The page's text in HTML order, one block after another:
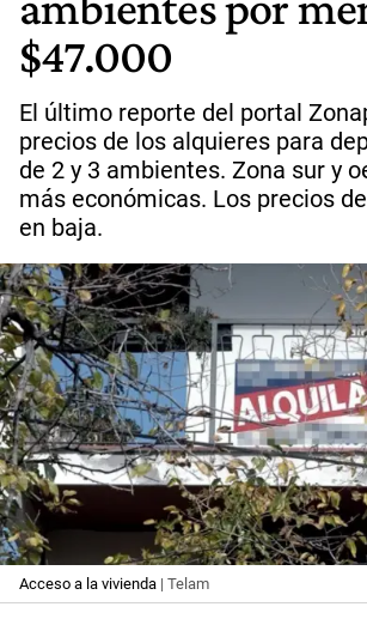
$47.000
El último reporte del portal
precios de los alquieres para
de 2 y 3 ambientes. Zona sur y
más económicas. Los precios
en baja.
Acceso a la vivienda | Telam